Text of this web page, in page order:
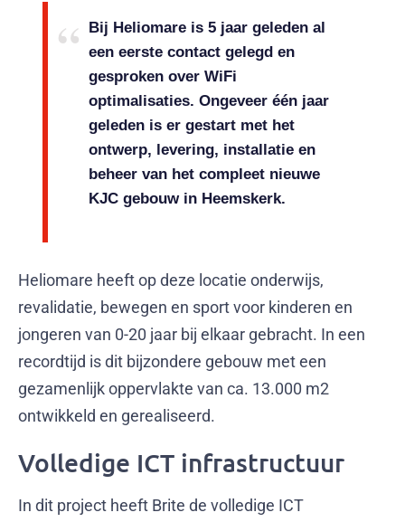
Bij Heliomare is 5 jaar geleden al
een eerste contact gelegd en
gesproken over WiFi
optimalisaties. Ongeveer één jaar
geleden is er gestart met het
ontwerp, levering, installatie en
beheer van het compleet nieuwe
KJC gebouw in Heemskerk.
Heliomare heeft op deze locatie onderwijs,
revalidatie, bewegen en sport voor kinderen en
jongeren van 0-20 jaar bij elkaar gebracht. In een
recordtijd is dit bijzondere gebouw met een
gezamenlijk oppervlakte van ca. 13.000 m2
ontwikkeld en gerealiseerd.
Volledige ICT infrastructuur
In dit project heeft Brite de volledige ICT